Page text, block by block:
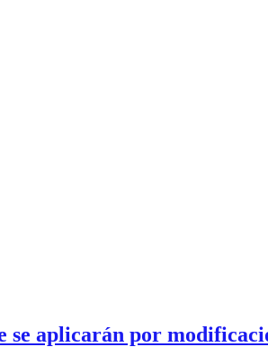
se aplicarán por